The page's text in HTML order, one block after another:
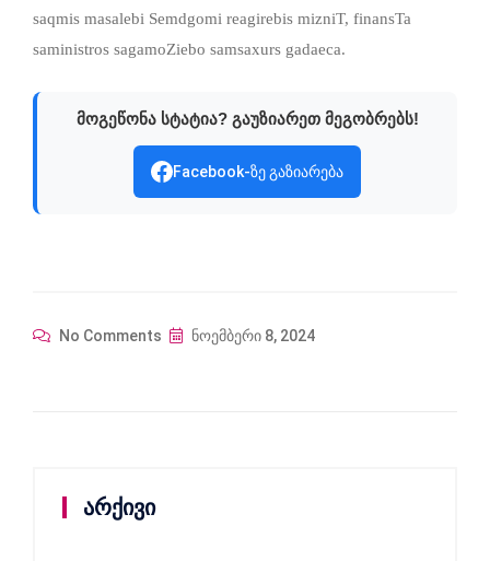
saqmis masalebi Semdgomi reagirebis mizniT, finansTa
saministros sagamoZiebo samsaxurs gadaeca.
მოგეწონა სტატია? გაუზიარეთ მეგობრებს!
Facebook-ზე გაზიარება
No Comments ნოემბერი 8, 2024
არქივი